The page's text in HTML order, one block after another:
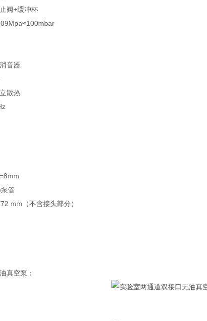
阀+缓冲杯
音器
散热
管
mm（不含接头部分）
真空泵：